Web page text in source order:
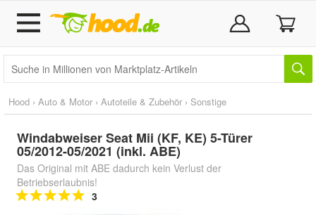
Hood › Auto & Motor › Autoteile & Zubehör › Sonstige
Windabweiser Seat Mii (KF, KE) 5-Türer
05/2012-05/2021 (inkl. ABE)
Das Original mit ABE dadurch kein Verlust der
Betriebserlaubnis!
3